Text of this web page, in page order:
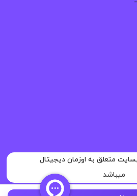
متعلق به اوزمان دیجیتال
میباشد